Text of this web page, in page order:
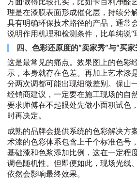
理是在漆膜表面形成催化层，持续分
具有明确环保技术路径的产品，通常
说明作用机理和检测条件，比单纯说“
四、色彩还原度的“卖家秀”与“买
这是最常见的痛点。效果图上的色彩
示，本身就存在色差。再加上艺术漆
分两次调都可能出现细微差别。保山
经销商建议，一定要在施工现场的自
要求师傅在不起眼处先做小面积试色
时再决定。
成熟的品牌会提供系统的色彩解决方
术漆的色彩体系包含上千个标准色号
基础漆和色浆添加比例，这在一定程
调色随机性。但即便如此，现场光线
依然会影响最终效果。